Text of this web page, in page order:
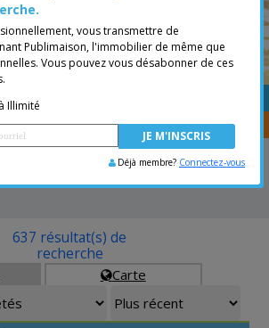
une annonce
transférer vos propriétés avecCENTRIS
Carte
637 résultat(s) de
recherche
vous transmettre de
Publimaison, l'immobilier de même que
Vous pouvez vous désabonner de ces
Illimité
Déjà membre? Connectez-vous